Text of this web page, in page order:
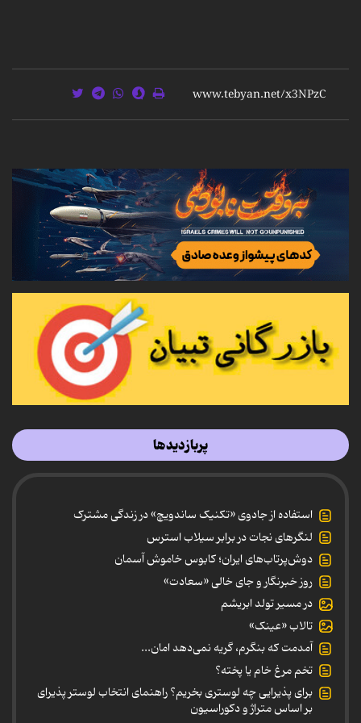
پربازدیدها
استفاده از جادوی «تکنیک ساندویچ» در زندگی مشترک
لنگرهای نجات در برابر سیلاب استرس
دوش‌پرتاب‌های ایران؛ کابوس خاموش آسمان
روز خبرنگار و جای خالی «سعادت»
در مسیر تولد ابریشم
تالاب «عینک»
آمدمت که بنگرم، گریه نمی‌دهد امان...
تخم مرغ خام یا پخته؟
برای پذیرایی چه لوستری بخریم؟ راهنمای انتخاب لوستر پذیرای
بر اساس متراژ و دکوراسیون